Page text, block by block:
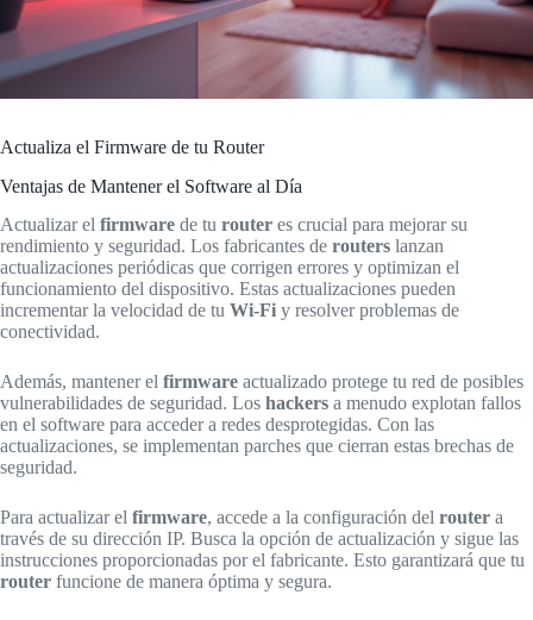
Actualiza el Firmware de tu Router
Ventajas de Mantener el Software al Día
Actualizar el firmware de tu router es crucial para mejorar su
rendimiento y seguridad. Los fabricantes de routers lanzan
actualizaciones periódicas que corrigen errores y optimizan el
funcionamiento del dispositivo. Estas actualizaciones pueden
incrementar la velocidad de tu Wi-Fi y resolver problemas de
conectividad.
Además, mantener el firmware actualizado protege tu red de posibles
vulnerabilidades de seguridad. Los hackers a menudo explotan fallos
en el software para acceder a redes desprotegidas. Con las
actualizaciones, se implementan parches que cierran estas brechas de
seguridad.
Para actualizar el firmware, accede a la configuración del router a
través de su dirección IP. Busca la opción de actualización y sigue las
instrucciones proporcionadas por el fabricante. Esto garantizará que tu
router funcione de manera óptima y segura.